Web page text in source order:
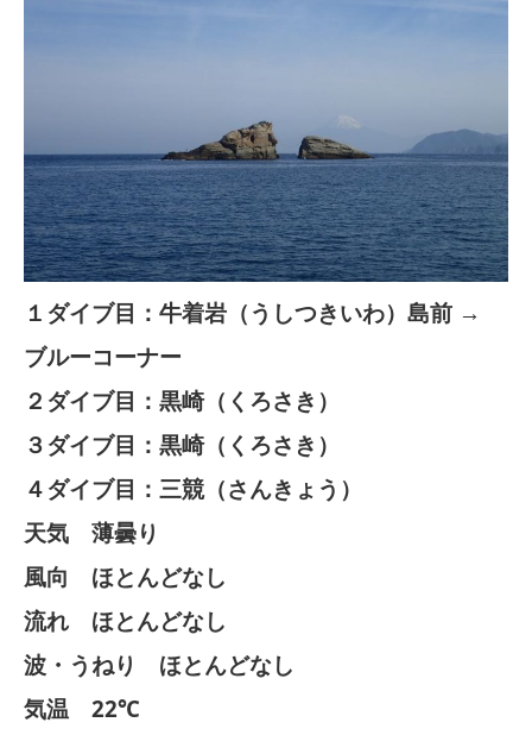
１ダイブ目：牛着岩（うしつきいわ）島前 →
ブルーコーナー
２ダイブ目：黒崎（くろさき）
３ダイブ目：黒崎（くろさき）
４ダイブ目：三競（さんきょう）
天気 薄曇り
風向 ほとんどなし
流れ ほとんどなし
波・うねり ほとんどなし
気温 22℃